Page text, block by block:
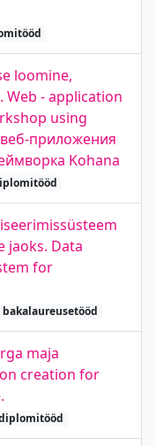
loomine,
Web - application
using
приложения
Kohana
jaoks. Data
for
bakalaureusetööd
maja
creation for